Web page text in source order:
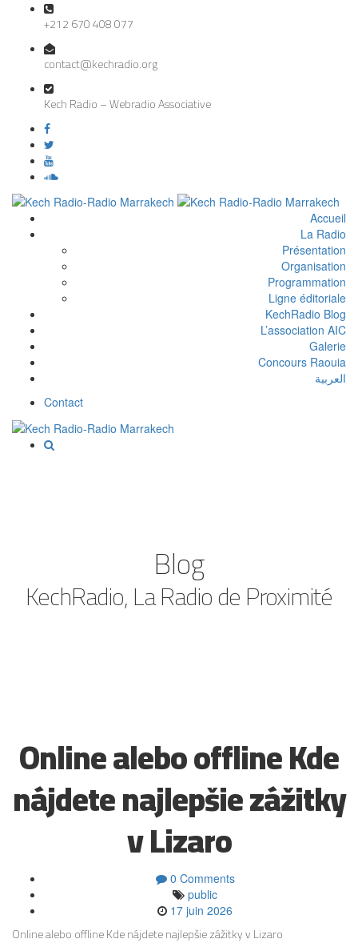
+212 670 408 077
contact@kechradio.org
Kech Radio – Webradio Associative
Accueil
La Radio
Présentation
Organisation
Programmation
Ligne éditoriale
KechRadio Blog
L’association AIC
Galerie
Concours Raouia
العربية
Contact
Blog
KechRadio, La Radio de Proximité
Online alebo offline Kde
nájdete najlepšie zážitky
v Lizaro
0 Comments
public
17 juin 2026
Online alebo offline Kde nájdete najlepšie zážitky v Lizaro